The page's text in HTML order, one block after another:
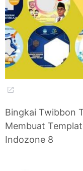
Bingkai Twibbon
Membuat
Indozone 8